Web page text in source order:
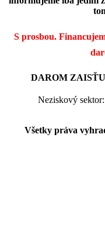
S prosbou.
DAROM
Neziskový sektor:
Všetky práva